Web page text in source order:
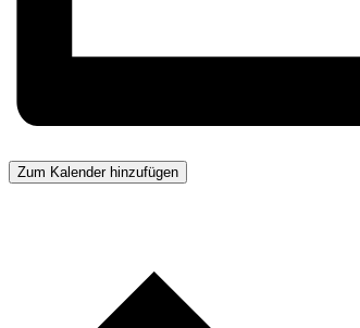
Zum Kalender hinzufügen